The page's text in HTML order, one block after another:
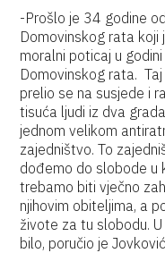
-Prošlo je 34 godine
Domovinskog rata
moralni poticaj u
Domovinskog rata.
prelio se na susjede i
tisuća ljudi iz dva
jednom velikom
zajedništvo. To
dođemo do slobode u
trebamo biti vječno
njihovim obiteljima, a
živote za tu slobodu.
bilo, poručio je